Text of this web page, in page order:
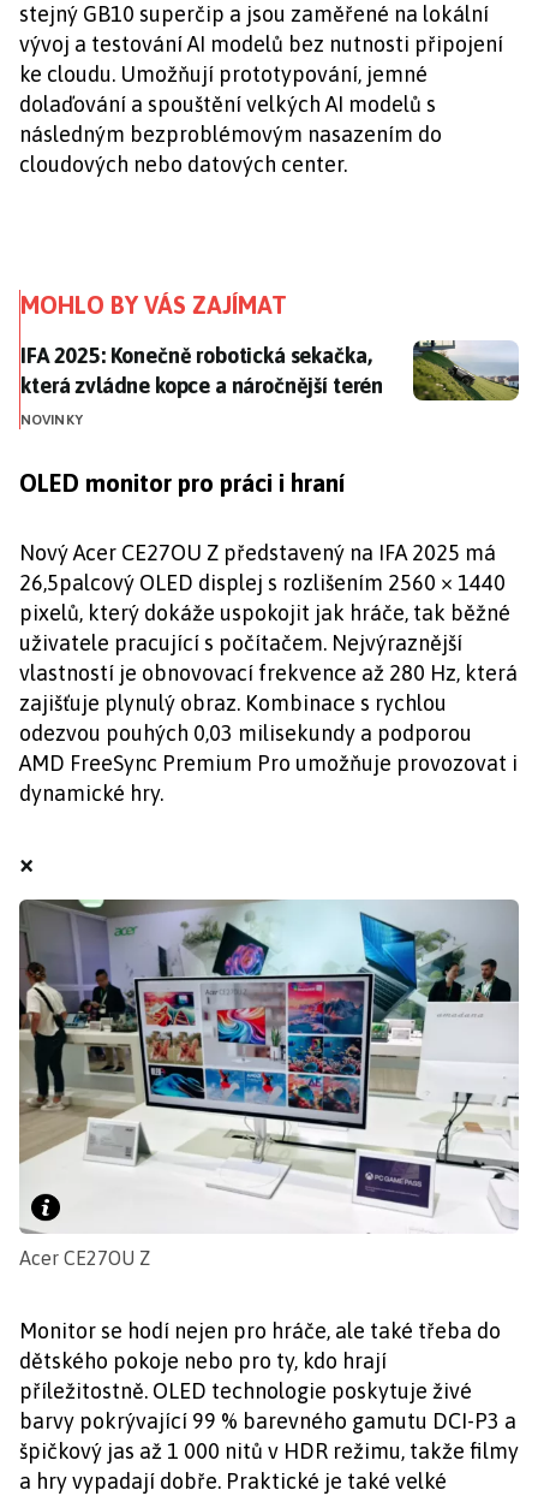
stejný GB10 superčip a jsou zaměřené na lokální
vývoj a testování AI modelů bez nutnosti připojení
ke cloudu. Umožňují prototypování, jemné
dolaďování a spouštění velkých AI modelů s
následným bezproblémovým nasazením do
cloudových nebo datových center.
MOHLO BY VÁS ZAJÍMAT
IFA 2025: Konečně robotická sekačka, která zvládne
IFA 2025: Konečně robotická sekačka,
která zvládne kopce a náročnější terén
NOVINKY
OLED monitor pro práci i hraní
Nový Acer CE27OU Z představený na IFA 2025 má
26,5palcový OLED displej s rozlišením 2560 × 1440
pixelů, který dokáže uspokojit jak hráče, tak běžné
uživatele pracující s počítačem. Nejvýraznější
vlastností je obnovovací frekvence až 280 Hz, která
zajišťuje plynulý obraz. Kombinace s rychlou
odezvou pouhých 0,03 milisekundy a podporou
AMD FreeSync Premium Pro umožňuje provozovat i
dynamické hry.
×
Acer CE27OU Z
Monitor se hodí nejen pro hráče, ale také třeba do
dětského pokoje nebo pro ty, kdo hrají
příležitostně. OLED technologie poskytuje živé
barvy pokrývající 99 % barevného gamutu DCI-P3 a
špičkový jas až 1 000 nitů v HDR režimu, takže filmy
a hry vypadají dobře. Praktické je také velké